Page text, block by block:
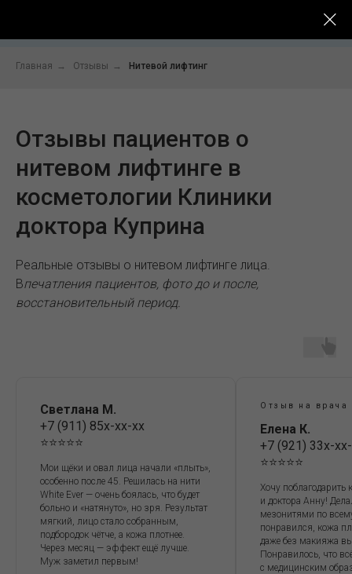
Главная → Отзывы → Нитевой лифтинг
Отзывы пациентов о
нитевом лифтинге в
косметологии Клиники
доктора Куприна
Реальные отзывы о нитевом лифтинге лица.
Впечатления пациентов, фото до и после,
восстановительный период.
Светлана М.
+7 (911) 85x-xx-xx
⭐️⭐️⭐️⭐️⭐️
Мои щёки и овал лица начали «плыть»,
особенно после 45. Решилась на нити
White Ever — очень боялась, что будет
больно и «натянуто», но зря. Результат
мягкий, лицо стало собранным,
подбородок чётче, а кожа плотнее.
Через месяц — эффект ещё лучше.
Муж заметил первым!
Отзыв на врача
Елена К.
+7 (921) 33x-
⭐️⭐️⭐️⭐️⭐️
Хочу поблагодарить
и доктора Анну!
мезонитями по
понравился, кожа
даже без макияжа
Понравилось, что
с медицинским